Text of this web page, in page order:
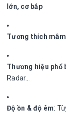
lớn, cơ bắp
Tương thích mâm
Thương hiệu phổ
Radar…
Độ ồn & độ êm: